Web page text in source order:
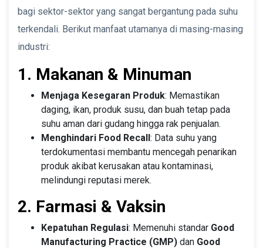
bagi sektor-sektor yang sangat bergantung pada suhu
terkendali. Berikut manfaat utamanya di masing-masing
industri:
1. Makanan & Minuman
Menjaga Kesegaran Produk: Memastikan
daging, ikan, produk susu, dan buah tetap pada
suhu aman dari gudang hingga rak penjualan.
Menghindari Food Recall: Data suhu yang
terdokumentasi membantu mencegah penarikan
produk akibat kerusakan atau kontaminasi,
melindungi reputasi merek.
2. Farmasi & Vaksin
Kepatuhan Regulasi: Memenuhi standar Good
Manufacturing Practice (GMP) dan Good